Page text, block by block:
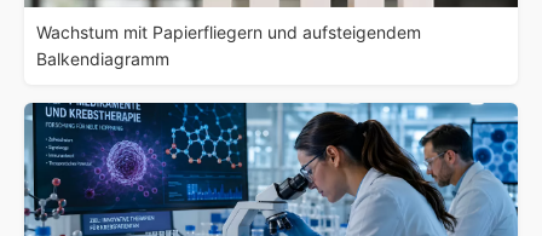
Wachstum mit Papierfliegern und aufsteigendem
Balkendiagramm